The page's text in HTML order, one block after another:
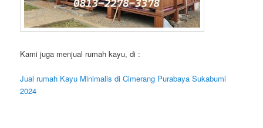
Kami juga menjual rumah kayu, di :
Jual rumah Kayu Minimalis di Cimerang Purabaya Sukabumi
2024